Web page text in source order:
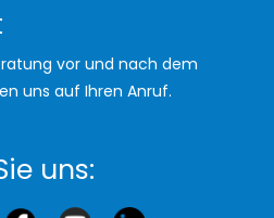
vor und nach dem
uns auf Ihren Anruf.
uns: